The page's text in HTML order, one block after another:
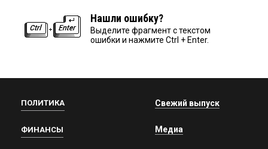
Нашли ошибку?
Выделите фрагмент с текстом
ошибки и нажмите Ctrl + Enter.
ПОЛИТИКА
ФИНАНСЫ
Свежий выпуск
Медиа